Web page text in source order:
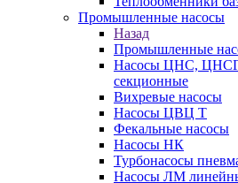
Промышленные насосы
Назад
Промышленные
Насосы ЦНС, ЦНСГ
секционные
Вихревые насосы
Насосы ЦВЦ Т
Фекальные насосы
Насосы НК
Турбонасосы
Насосы ЛМ